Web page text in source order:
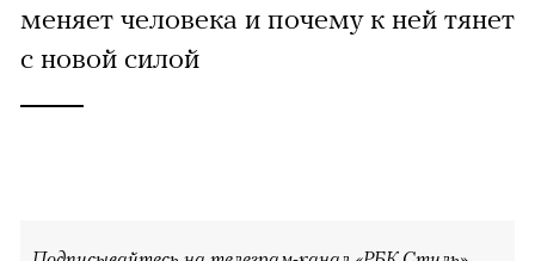
меняет человека и почему к ней тянет
с новой силой